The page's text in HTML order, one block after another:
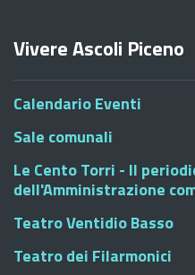
Vivere Ascoli Piceno
Calendario Eventi
Sale comunali
Le Cento Torri - Il
dell'Amministrazione
Teatro Ventidio Basso
Teatro dei Filarmonici